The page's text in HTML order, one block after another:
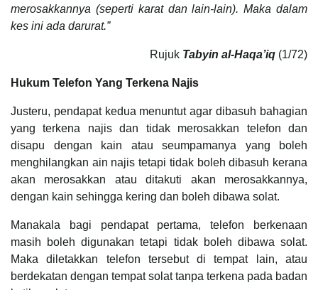
merosakkannya (seperti karat dan lain-lain). Maka dalam
kes ini ada darurat.”
Rujuk Tabyin al-Haqa’iq (1/72)
Hukum Telefon Yang Terkena Najis
Justeru, pendapat kedua menuntut agar dibasuh bahagian
yang terkena najis dan tidak merosakkan telefon dan
disapu dengan kain atau seumpamanya yang boleh
menghilangkan ain najis tetapi tidak boleh dibasuh kerana
akan merosakkan atau ditakuti akan merosakkannya,
dengan kain sehingga kering dan boleh dibawa solat.
Manakala bagi pendapat pertama, telefon berkenaan
masih boleh digunakan tetapi tidak boleh dibawa solat.
Maka diletakkan telefon tersebut di tempat lain, atau
berdekatan dengan tempat solat tanpa terkena pada badan